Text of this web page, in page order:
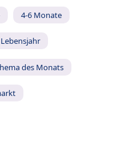
4-6 Monate
des Monats